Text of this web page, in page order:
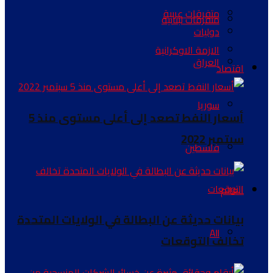
متفرقات لبنانية
العراق
سوريا
فلسطين
العالم
All
متفرقات عربية
دوليات
الازمة الاوكرانية
اقتصاد
أسعار النفط تصعد إلى أعلى مستوى منذ 5
سبتمبر 2022
بيانات حديثة عن البطالة في الولايات المتحدة
تخالف التوقعات